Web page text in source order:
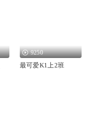
9250
最可爱K1上2班